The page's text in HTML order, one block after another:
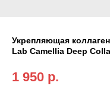
Укрепляющая
Lab Camellia Deep
1 950 р.